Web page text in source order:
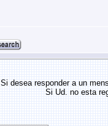
Si desea responder a un
Si Ud. no esta